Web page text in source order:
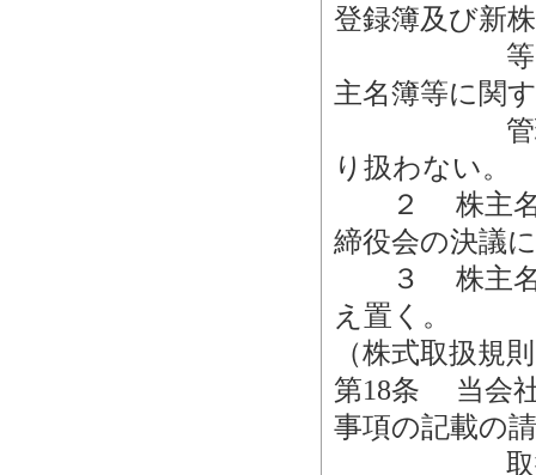
登録簿及び新
等」とい
主名簿等に関
管理人を
り扱わない。
２ 株主名簿
締役会の決議
３ 株主名簿
え置く。
（株式取扱規
第18条 当会社
事項の記載の
取扱い及